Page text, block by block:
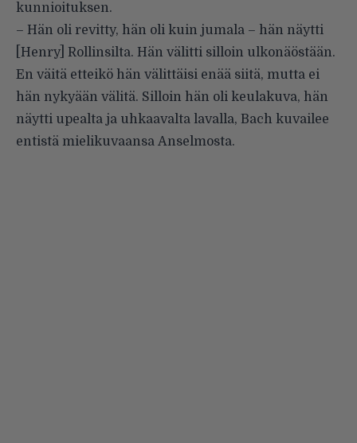
kunnioituksen.
– Hän oli revitty, hän oli kuin jumala – hän näytti
[Henry] Rollinsilta. Hän välitti silloin ulkonäöstään.
En väitä etteikö hän välittäisi enää siitä, mutta ei
hän nykyään välitä. Silloin hän oli keulakuva, hän
näytti upealta ja uhkaavalta lavalla, Bach kuvailee
entistä mielikuvaansa Anselmosta.